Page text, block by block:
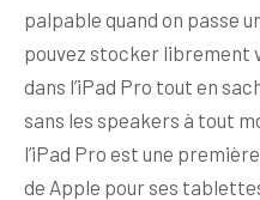
palpable quand on passe
pouvez stocker librement
dans l’iPad Pro tout en
sans les speakers à tout
l’iPad Pro est une
de Apple pour ses